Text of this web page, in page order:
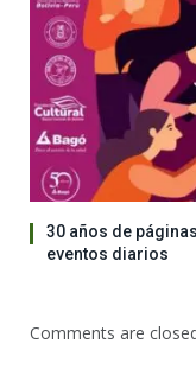
30 años de
eventos diarios
Comments are